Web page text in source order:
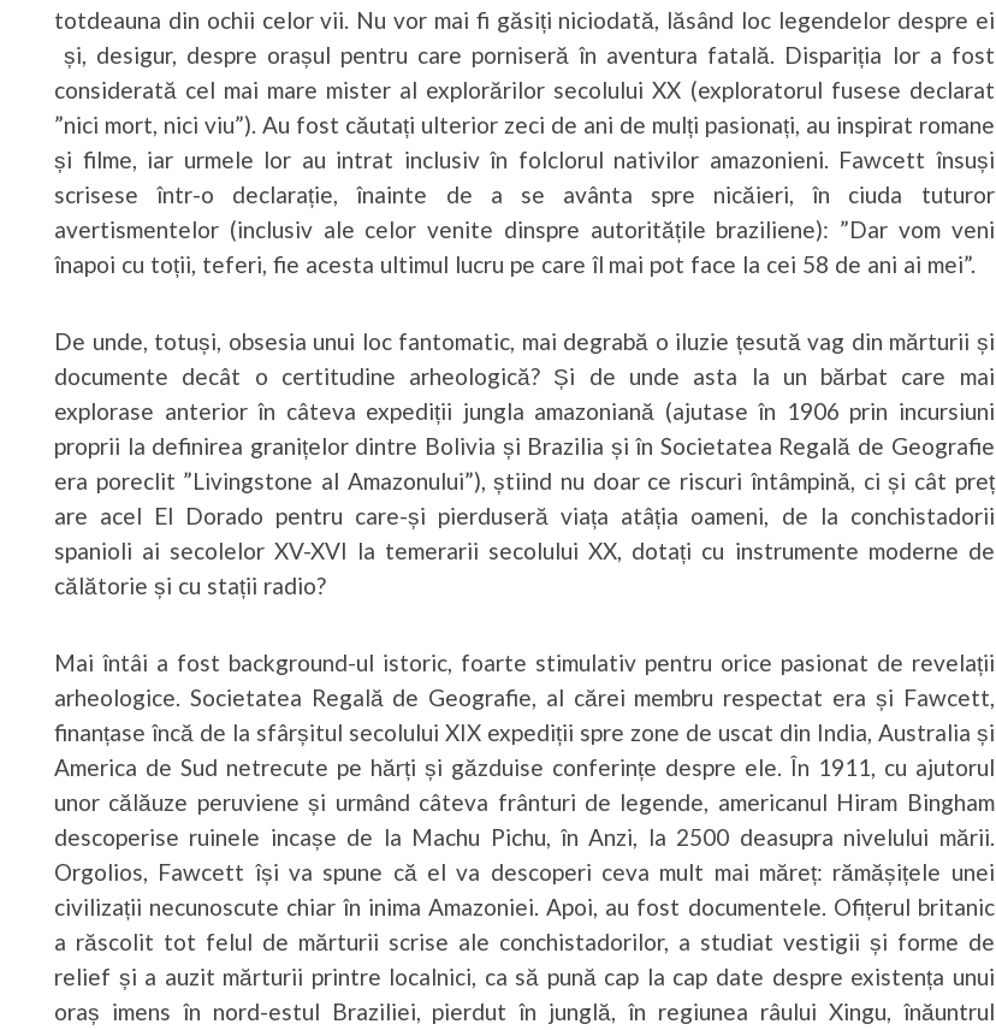
totdeauna din ochii celor vii. Nu vor mai fi găsiți niciodată, lăsând loc legendelor despre ei
și, desigur, despre orașul pentru care porniseră în aventura fatală. Dispariția lor a fost
considerată cel mai mare mister al explorărilor secolului XX (exploratorul fusese declarat
”nici mort, nici viu”). Au fost căutați ulterior zeci de ani de mulți pasionați, au inspirat romane
și filme, iar urmele lor au intrat inclusiv în folclorul nativilor amazonieni. Fawcett însuși
scrisese într-o declarație, înainte de a se avânta spre nicăieri, în ciuda tuturor
avertismentelor (inclusiv ale celor venite dinspre autoritățile braziliene): ”Dar vom veni
înapoi cu toții, teferi, fie acesta ultimul lucru pe care îl mai pot face la cei 58 de ani ai mei”.
De unde, totuși, obsesia unui loc fantomatic, mai degrabă o iluzie țesută vag din mărturii și
documente decât o certitudine arheologică? Și de unde asta la un bărbat care mai
explorase anterior în câteva expediții jungla amazoniană (ajutase în 1906 prin incursiuni
proprii la definirea granițelor dintre Bolivia și Brazilia și în Societatea Regală de Geografie
era poreclit ”Livingstone al Amazonului”), știind nu doar ce riscuri întâmpină, ci și cât preț
are acel El Dorado pentru care-și pierduseră viața atâția oameni, de la conchistadorii
spanioli ai secolelor XV-XVI la temerarii secolului XX, dotați cu instrumente moderne de
călătorie și cu stații radio?
Mai întâi a fost background-ul istoric, foarte stimulativ pentru orice pasionat de revelații
arheologice. Societatea Regală de Geografie, al cărei membru respectat era și Fawcett,
finanțase încă de la sfârșitul secolului XIX expediții spre zone de uscat din India, Australia și
America de Sud netrecute pe hărți și găzduise conferințe despre ele. În 1911, cu ajutorul
unor călăuze peruviene și urmând câteva frânturi de legende, americanul Hiram Bingham
descoperise ruinele incașe de la Machu Pichu, în Anzi, la 2500 deasupra nivelului mării.
Orgolios, Fawcett își va spune că el va descoperi ceva mult mai măreț: rămășițele unei
civilizații necunoscute chiar în inima Amazoniei. Apoi, au fost documentele. Ofițerul britanic
a răscolit tot felul de mărturii scrise ale conchistadorilor, a studiat vestigii și forme de
relief și a auzit mărturii printre localnici, ca să pună cap la cap date despre existența unui
oraș imens în nord-estul Braziliei, pierdut în junglă, în regiunea râului Xingu, înăuntrul